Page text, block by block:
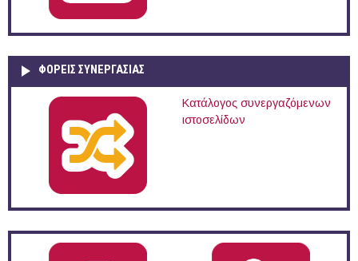
ΦΟΡΕΙΣ ΣΥΝΕΡΓΑΣΙΑΣ
Κατάλογος συνεργαζόμενων
ιστοσελίδων